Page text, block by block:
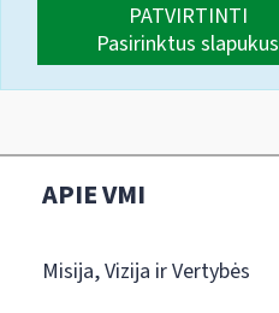
PATVIRTINTI
Pasirinktus slapukus
APIE VMI
Misija, Vizija ir Vertybės